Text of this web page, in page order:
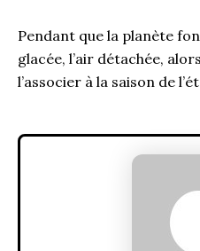
Pendant que la planète
glacée, l’air détachée,
l’associer à la saison de